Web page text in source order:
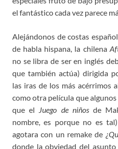
el fantástico cada vez parece
Alejándonos de costas
de habla hispana, la chilena
no se libra de ser en inglés
que también actúa) dirigida
las iras de los más acérrimos
como otra película que
que el Juego de niñosde
nombre, es porque no es
agotara con un remake de
donde la obviedad del